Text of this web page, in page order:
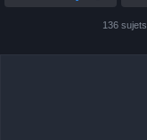
136 sujets